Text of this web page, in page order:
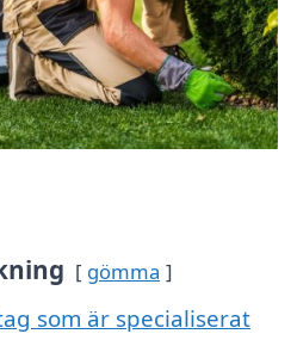
gömma
som är specialiserat